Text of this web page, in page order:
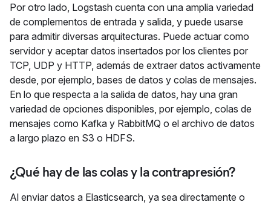
Por otro lado, Logstash cuenta con una amplia variedad
de complementos de entrada y salida, y puede usarse
para admitir diversas arquitecturas. Puede actuar como
servidor y aceptar datos insertados por los clientes por
TCP, UDP y HTTP, además de extraer datos activamente
desde, por ejemplo, bases de datos y colas de mensajes.
En lo que respecta a la salida de datos, hay una gran
variedad de opciones disponibles, por ejemplo, colas de
mensajes como Kafka y RabbitMQ o el archivo de datos
a largo plazo en S3 o HDFS.
¿Qué hay de las colas y la contrapresión?
Al enviar datos a Elasticsearch, ya sea directamente o